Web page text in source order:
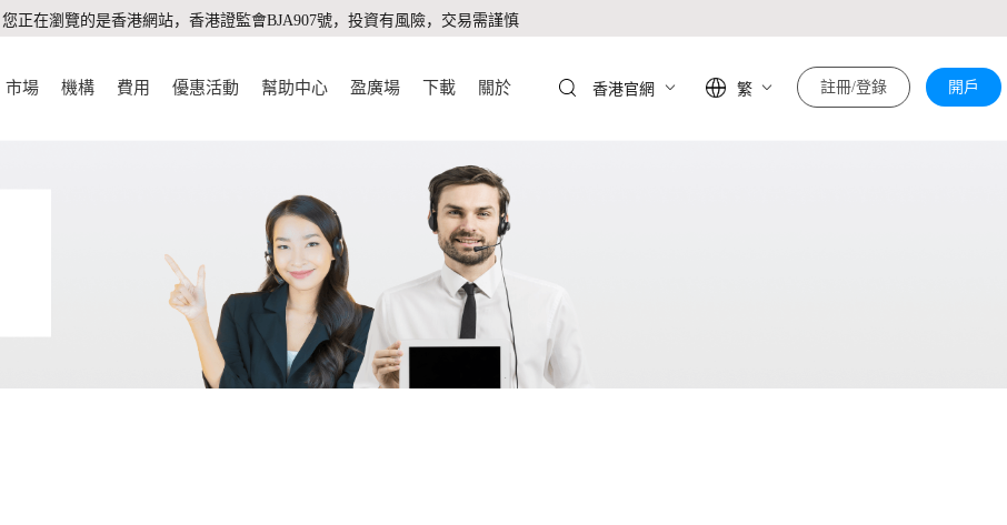
您正在瀏覽的是香港網站，香港證監會BJA907號，投資有風險，交易需謹慎
市場 機構 費用 優惠活動 幫助中心 盈廣場 下載 關於 香港官網 繁 註冊/登錄 開戶